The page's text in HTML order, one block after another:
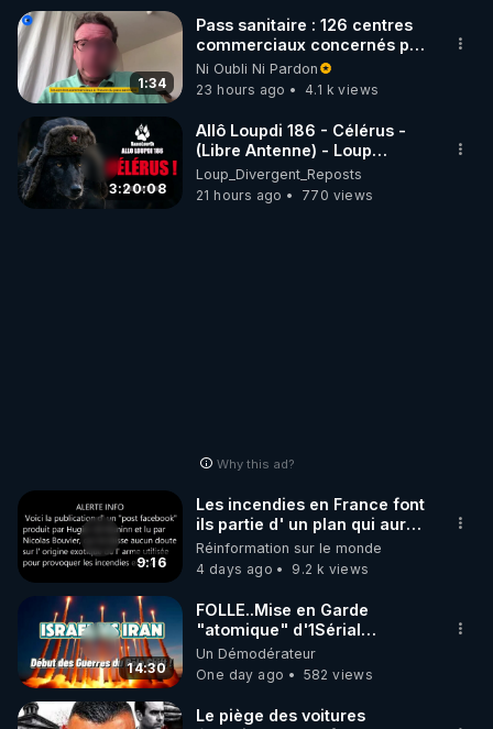
1:34
Pass sanitaire : 126 centres
commerciaux concernés par
l'obligation dans toute la
France
Ni Oubli Ni Pardon
23 hours ago
4.1 k views
3:20:08
Allô Loupdi 186 - Célérus -
(Libre Antenne) - Loup
Divergent 2026.08.06
Loup_Divergent_Reposts
21 hours ago
770 views
Why this ad?
9:16
Les incendies en France font
ils partie d' un plan qui aurait
débuté le 11 septembre 2001
?
Réinformation sur le monde
4 days ago
9.2 k views
14:30
FOLLE..Mise en Garde
"atomique" d'1Sérial
Lanceur d'ALERTES
combinant
"Théories"&"Faits
Accomplis"
Un Démodérateur
One day ago
582 views
Le piège des voitures